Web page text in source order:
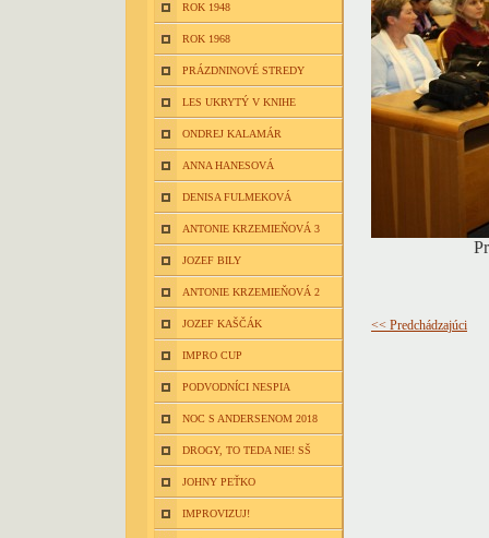
ROK 1948
ROK 1968
PRÁZDNINOVÉ STREDY
LES UKRYTÝ V KNIHE
ONDREJ KALAMÁR
ANNA HANESOVÁ
DENISA FULMEKOVÁ
ANTONIE KRZEMIEŇOVÁ 3
JOZEF BILY
ANTONIE KRZEMIEŇOVÁ 2
JOZEF KAŠČÁK
IMPRO CUP
PODVODNÍCI NESPIA
NOC S ANDERSENOM 2018
DROGY, TO TEDA NIE! SŠ
JOHNY PEŤKO
IMPROVIZUJ!
<< Predchádzajúci